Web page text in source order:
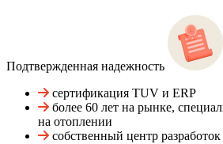
Подтвержденная надежность
сертификация TUV и ERP
более 60 лет на рынке,
на отоплении
собственный центр разработок